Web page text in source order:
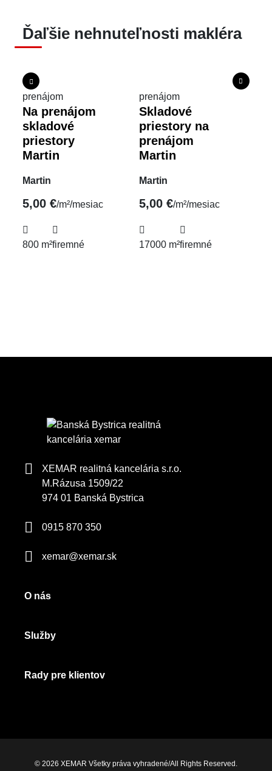
Ďaľšie nehnuteľnosti makléra
prenájom
Na prenájom
skladové
priestory
Martin
Martin
5,00 €/m²/mesiac
800 m²firemné
prenájom
Skladové
priestory na
prenájom
Martin
Martin
5,00 €/m²/mesiac
17000 m²firemné
XEMAR realitná kancelária s.r.o.
M.Rázusa 1509/22
974 01 Banská Bystrica
0915 870 350
xemar@xemar.sk
O nás
Služby
Rady pre klientov
© 2026 XEMAR Všetky práva vyhradené/All Rights Reserved.